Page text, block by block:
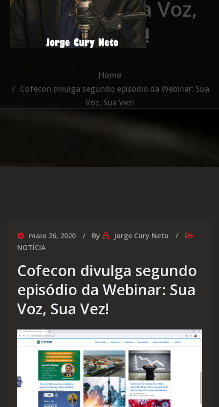
Webinar: Sua Voz,
Sua Vez!
Home
Cofecon divulga segundo episódio da Webinar: Sua
Voz, Sua Vez!
maio 26, 2020 By
Jorge Cury Neto
NOTÍCIA
Cofecon divulga segundo
episódio da Webinar: Sua
Voz, Sua Vez!